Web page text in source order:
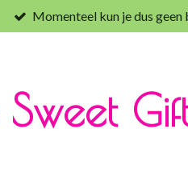
Momenteel kun je dus geen
Sweet